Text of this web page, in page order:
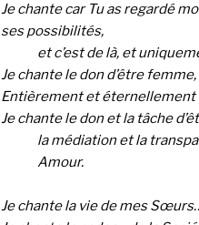
Je chante car Tu as regardé
ses possibilités,
et c’est de là, et
Je chante le don d’être
Entièrement et éternellement
Je chante le don et la tâche
la médiation et la
Amour.
Je chante la vie de mes